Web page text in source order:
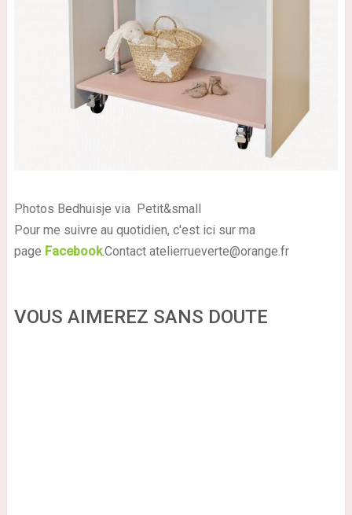
Photos Bedhuisje via Petit&small
Pour me suivre au quotidien, c'est ici sur ma
page Facebook.Contact atelierrueverte@orange.fr
VOUS AIMEREZ SANS DOUTE